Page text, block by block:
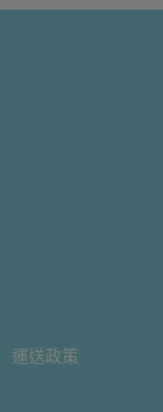
運送政策